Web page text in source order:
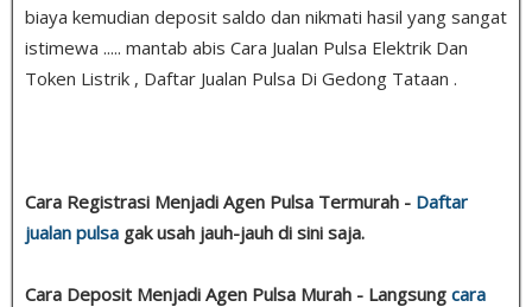
biaya kemudian deposit saldo dan nikmati hasil yang sangat
istimewa ..... mantab abis Cara Jualan Pulsa Elektrik Dan
Token Listrik , Daftar Jualan Pulsa Di Gedong Tataan .
Cara Registrasi Menjadi Agen Pulsa Termurah - Daftar
jualan pulsa gak usah jauh-jauh di sini saja.
Cara Deposit Menjadi Agen Pulsa Murah - Langsung cara